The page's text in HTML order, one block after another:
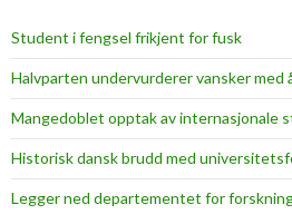
t
y
Student i fengsel frikjent for fusk
Halvparten undervurderer vansker med
Mangedoblet opptak av internasjonale
Historisk dansk brudd med
Legger ned departementet for